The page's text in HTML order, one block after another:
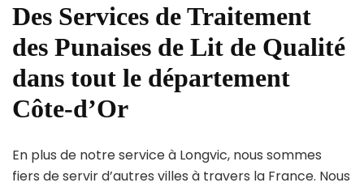
Des Services de Traitement
des Punaises de Lit de Qualité
dans tout le département
Côte-d’Or
En plus de notre service à Longvic, nous sommes
fiers de servir d’autres villes à travers la France. Nous